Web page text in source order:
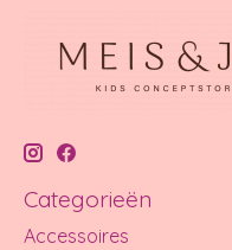
Categorieën
Accessoires